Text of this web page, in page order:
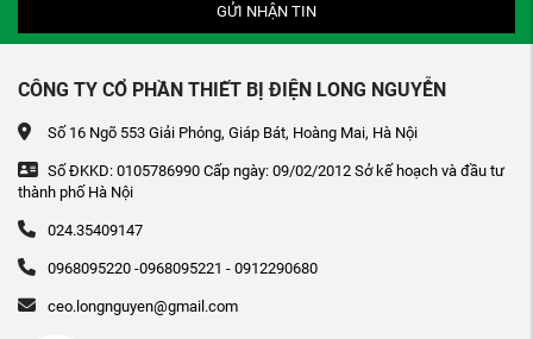
GỬI NHẬN TIN
CÔNG TY CỔ PHẦN THIẾT BỊ ĐIỆN LONG NGUYỄN
Số 16 Ngõ 553 Giải Phóng, Giáp Bát, Hoàng Mai, Hà Nội
Số ĐKKD: 0105786990 Cấp ngày: 09/02/2012 Sở kế hoạch và đầu tư
thành phố Hà Nội
024.35409147
0968095220 -0968095221 - 0912290680
ceo.longnguyen@gmail.com